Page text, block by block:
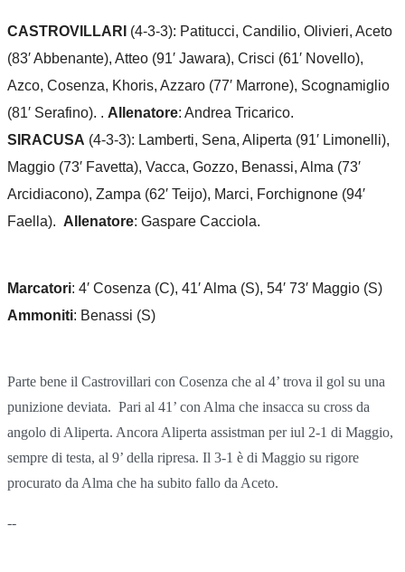
CASTROVILLARI (4-3-3): Patitucci, Candilio, Olivieri, Aceto
(83′ Abbenante), Atteo (91′ Jawara), Crisci (61′ Novello),
Azco, Cosenza, Khoris, Azzaro (77′ Marrone), Scognamiglio
(81′ Serafino). . Allenatore: Andrea Tricarico.
SIRACUSA (4-3-3): Lamberti, Sena, Aliperta (91′ Limonelli),
Maggio (73′ Favetta), Vacca, Gozzo, Benassi, Alma (73′
Arcidiacono), Zampa (62′ Teijo), Marci, Forchignone (94′
Faella). Allenatore: Gaspare Cacciola.
Marcatori: 4′ Cosenza (C), 41′ Alma (S), 54′ 73′ Maggio (S)
Ammoniti: Benassi (S)
Parte bene il Castrovillari con Cosenza che al 4’ trova il gol su una
punizione deviata. Pari al 41’ con Alma che insacca su cross da
angolo di Aliperta. Ancora Aliperta assistman per iul 2-1 di Maggio,
sempre di testa, al 9’ della ripresa. Il 3-1 è di Maggio su rigore
procurato da Alma che ha subito fallo da Aceto.
--